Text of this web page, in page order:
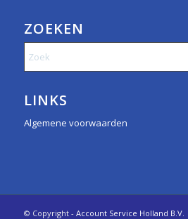
ZOEKEN
LINKS
Algemene voorwaarden
© Copyright - Account Service Holland B.V.